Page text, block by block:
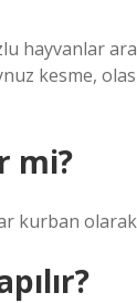
hayvanlar
kesme,
mi?
kurban olarak